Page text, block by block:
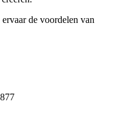
de voordelen van